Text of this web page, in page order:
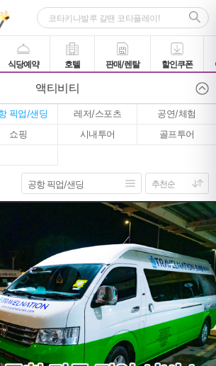
식당예약 호텔 판매/렌탈 할인쿠폰
액티비티
픽업/샌딩 레저/스포츠
공연/체험
쇼핑 시내투어
골프투어